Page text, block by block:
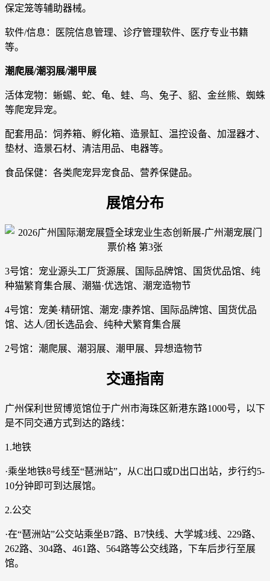
保定笼等辅助器械。
软件/信息：医院信息管理、诊疗管理软件、医疗专业书籍
等。
潮爬展/潮羽展/潮甲展
活体宠物：蜥蜴、蛇、龟、蛙、鸟、兔子、貂、金丝熊、蜘蛛
等爬宠异宠。
配套用品：饲养箱、孵化箱、造景缸、温控设备、加湿器才、
垫材、造景石材、清洁用品、电器等。
食品保健：各类爬宠异宠食品、营养保健品。
展馆分布
3号馆：宠业源头工厂货源展、国际品牌馆、国货优品馆、纯
种猫繁育集合展、潮猫·优选馆、潮宠造物节
4号馆：宠美·精研馆、潮宠·康养馆、国际品牌馆、国货优品
馆、达人/团长选品会、纯种犬繁育集合展
2号馆：潮爬展、潮羽展、潮甲展、异想造物节
交通指南
广州保利世贸博览馆位于广州市海珠区新港东路1000号，以下
是不同交通方式到达的路线：
1.地铁
·乘坐地铁8号线至“琶洲站”，从C出口或D出口出站，步行约5-
10分钟即可到达展馆。
2.公交
·在“琶洲站”公交站乘坐B7路、B7快线、大学城3线、229路、
262路、304路、461路、564路等公交线路，下车后步行至展
馆。